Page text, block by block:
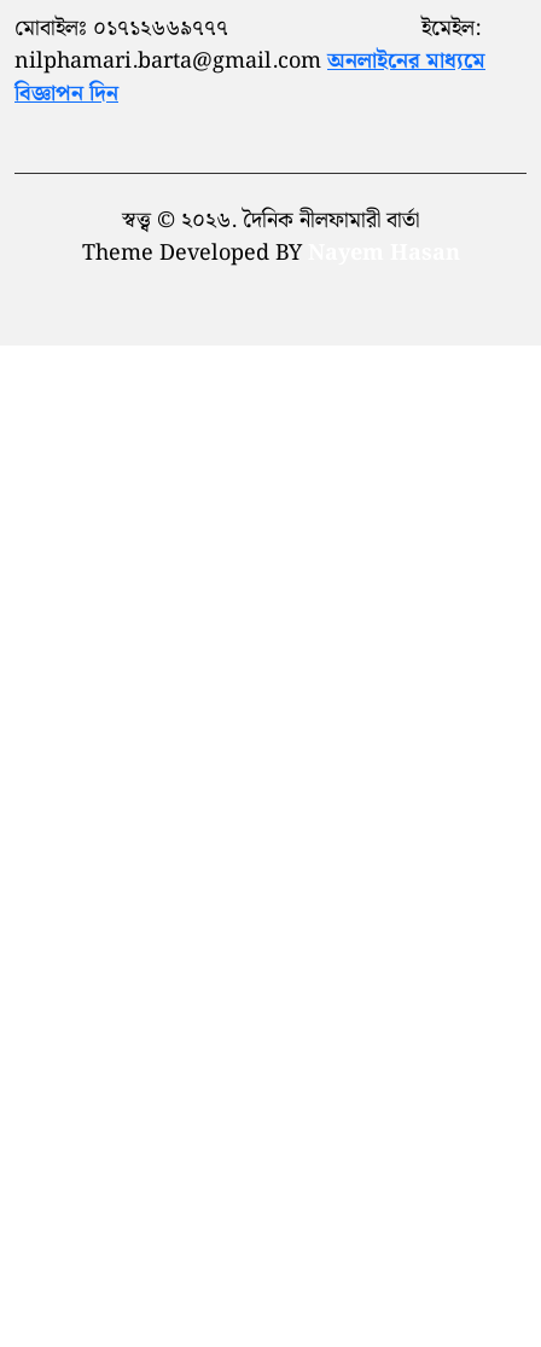
মোবাইলঃ ০১৭১২৬৬৯৭৭৭ ইমেইল:
nilphamari.barta@gmail.comঅনলাইনের মাধ্যমে
বিজ্ঞাপন দিন
স্বত্ত্ব © ২০২৬. দৈনিক নীলফামারী বার্তা
Theme Developed BY